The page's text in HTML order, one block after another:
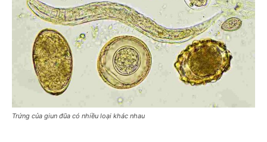
Trứng của giun đũa có nhiều loại khác nhau